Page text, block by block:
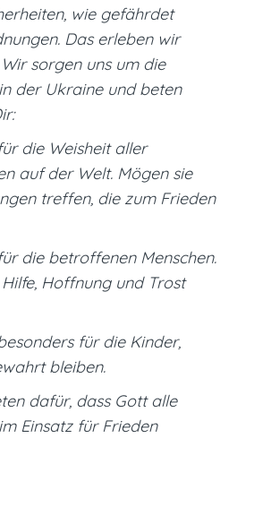
wie gefährdet
Das erleben wir
sorgen uns um die
der Ukraine und beten
die Weisheit aller
auf der Welt. Mögen sie
treffen, die zum Frieden
die betroffenen Menschen.
Hoffnung und Trost
für die Kinder,
bleiben.
dafür, dass Gott alle
Einsatz für Frieden